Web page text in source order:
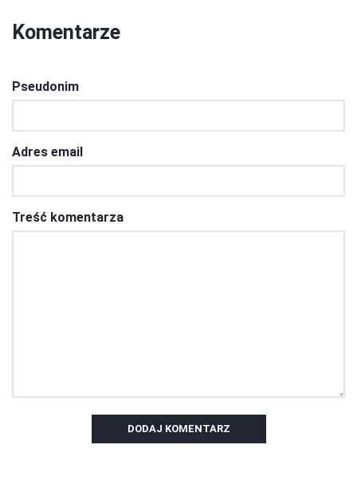
Komentarze
Pseudonim
Adres email
Treść komentarza
DODAJ KOMENTARZ